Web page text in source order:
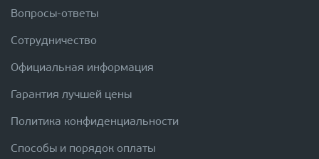
Вопросы-ответы
Сотрудничество
Официальная информация
Гарантия лучшей цены
Политика конфиденциальности
Способы и порядок оплаты